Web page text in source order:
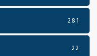
281
22